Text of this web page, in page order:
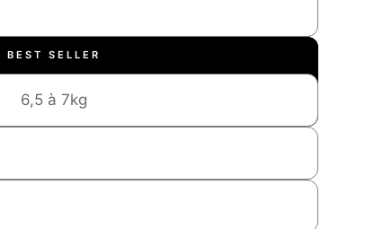
BEST SELLER
6,5 à 7kg